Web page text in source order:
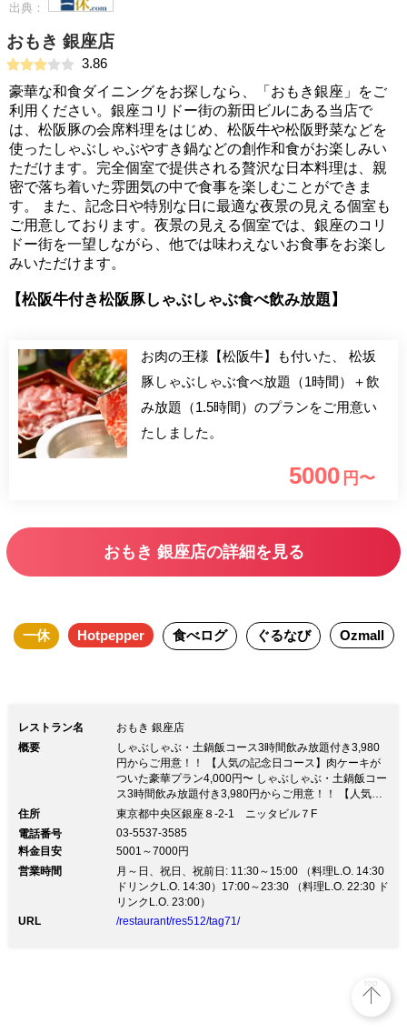
出典：
おもき 銀座店
3.86
豪華な和食ダイニングをお探しなら、「おもき銀座」をご
利用ください。銀座コリドー街の新田ビルにある当店で
は、松阪豚の会席料理をはじめ、松阪牛や松阪野菜などを
使ったしゃぶしゃぶやすき鍋などの創作和食がお楽しみい
ただけます。完全個室で提供される贅沢な日本料理は、親
密で落ち着いた雰囲気の中で食事を楽しむことができま
す。 また、記念日や特別な日に最適な夜景の見える個室も
ご用意しております。夜景の見える個室では、銀座のコリ
ドー街を一望しながら、他では味わえないお食事をお楽し
みいただけます。
【松阪牛付き松阪豚しゃぶしゃぶ食べ飲み放題】
お肉の王様【松阪牛】も付いた、 松坂
豚しゃぶしゃぶ食べ放題（1時間）＋飲
み放題（1.5時間）のプランをご用意い
たしました。
5000 円〜
おもき 銀座店の詳細を見る
一休 Hotpepper 食べログ ぐるなび Ozmall
レストラン名
おもき 銀座店
概要
しゃぶしゃぶ・土鍋飯コース3時間飲み放題付き3,980
円からご用意！！ 【人気の記念日コース】肉ケーキが
ついた豪華プラン4,000円〜 しゃぶしゃぶ・土鍋飯コー
ス3時間飲み放題付き3,980円からご用意！！ 【人気の
記念日コース】肉ケーキがついた豪華プラン4,000円〜
放題付でご案内♪ 【記念日コース】大事な人のささやか
なアニバーサリープラン♪ ～しゃぶしゃぶコース3時間
飲み放題付～ ・【栗豚しゃぶしゃぶコース】『菖～あ
やめ～』気軽な会食に 3時間飲み放題付3,980円 ・【松
坂豚と栗豚の食べ比べしゃぶしゃぶコース】『桜～さく
ら～』3時間飲み放題付4,980円 ・【おもきプレミアム
住所
東京都中央区銀座８-2-1 ニッタビル７F
電話番号
03-5537-3585
料金目安
5001～7000円
営業時間
月～日、祝日、祝前日: 11:30～15:00 （料理L.O. 14:30
ドリンクL.O. 14:30）17:00～23:30 （料理L.O. 22:30 ド
リンクL.O. 23:00）
URL
/restaurant/res512/tag71/
top